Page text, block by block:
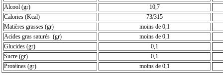
Alcool (gr)
10,7
Calories (Kcal)
73/315
Matières grasses (gr)
moins de 0,1
Acides gras saturés (gr)
moins de 0,1
Glucides (gr)
0,1
Sucre (gr)
0,1
Protéines (gr)
moins de 0,1